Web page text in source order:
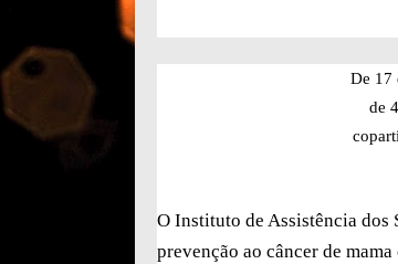
De 17
de
O Instituto de Assistência dos
prevenção ao câncer de